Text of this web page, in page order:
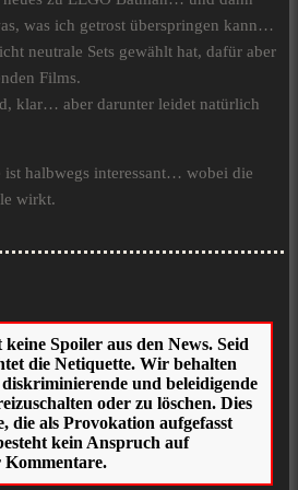
was ich getrost überspringen kann…
neutrale Sets gewählt hat, dafür aber
Films.
klar… aber darunter leidet natürlich
ist halbwegs interessant… wobei die
wirkt.